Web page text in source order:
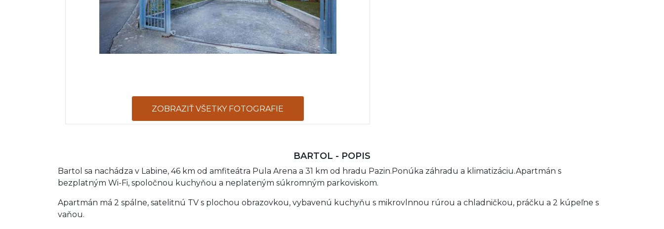
ZOBRAZIŤ VŠETKY FOTOGRAFIE
BARTOL - POPIS
Bartol sa nachádza v Labine, 46 km od amfiteátra Pula Arena a 31 km od hradu Pazin.Ponúka záhradu a klimatizáciu.Apartmán s
bezplatným Wi-Fi, spoločnou kuchyňou a neplateným súkromným parkoviskom.
Apartmán má 2 spálne, satelitnú TV s plochou obrazovkou, vybavenú kuchyňu s mikrovlnnou rúrou a chladničkou, práčku a 2 kúpeľne s
vaňou.